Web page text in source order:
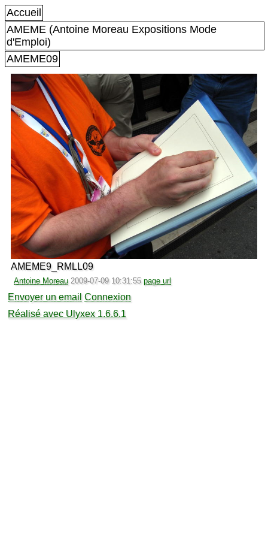
Accueil
AMEME (Antoine Moreau Expositions Mode
d'Emploi)
AMEME09
AMEME9_RMLL09
Antoine Moreau 2009-07-09 10:31:55 page url
Envoyer un email Connexion
Réalisé avec Ulyxex 1.6.6.1